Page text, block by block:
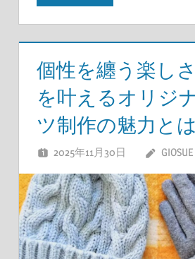
個性を纏う楽し
を叶えるオリジ
ツ制作の魅力とは
2025年11月30日 GIOSUE